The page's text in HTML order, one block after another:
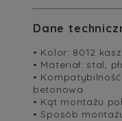
Dane
• Kolor: 8012
• Materiał: stal,
•
betonowa
• Kąt montażu
• Sposób